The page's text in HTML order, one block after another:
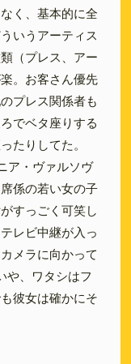
く、基本的に全
いうアーティス
（プレス、アー
。お客さん優先
プレス関係者も
でベタ座りする
たりしてた。
ア・ヴァルソヴ
係の若い女の子
すっごく可笑し
レビ中継が入っ
メラに向かって
や、ワタシはフ
彼女は確かにそ